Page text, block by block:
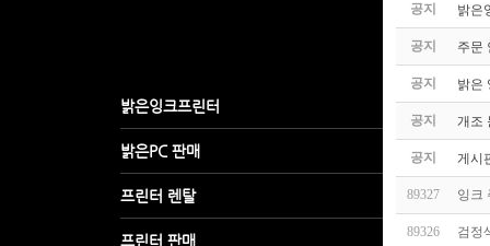
공지 밝은
공지 주문
공지 밝은
공지 개조
공지 게시
89327 잉크
89326 검정